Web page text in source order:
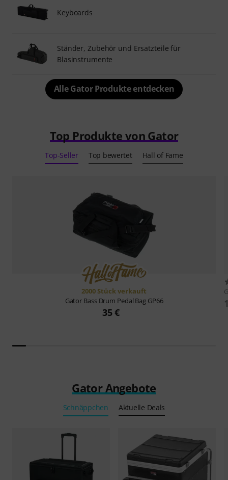
Keyboards
Ständer, Zubehör und Ersatzteile für
Blasinstrumente
Alle Gator Produkte entdecken
Top Produkte von Gator
Top-Seller Top bewertet Hall of Fame
2000 Stück verkauft
Gator Bass Drum Pedal Bag GP66
35 €
Gator Angebote
Schnäppchen Aktuelle Deals